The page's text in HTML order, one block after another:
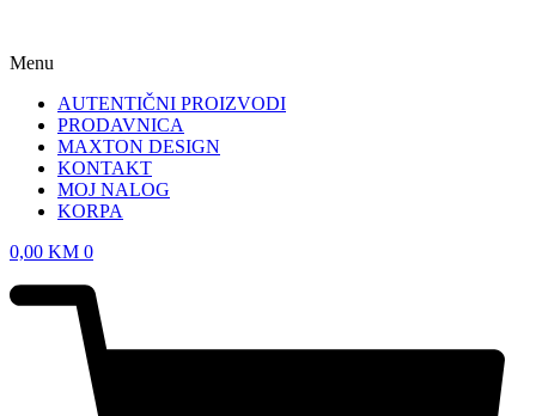
Menu
AUTENTIČNI PROIZVODI
PRODAVNICA
MAXTON DESIGN
KONTAKT
MOJ NALOG
KORPA
0,00 KM 0